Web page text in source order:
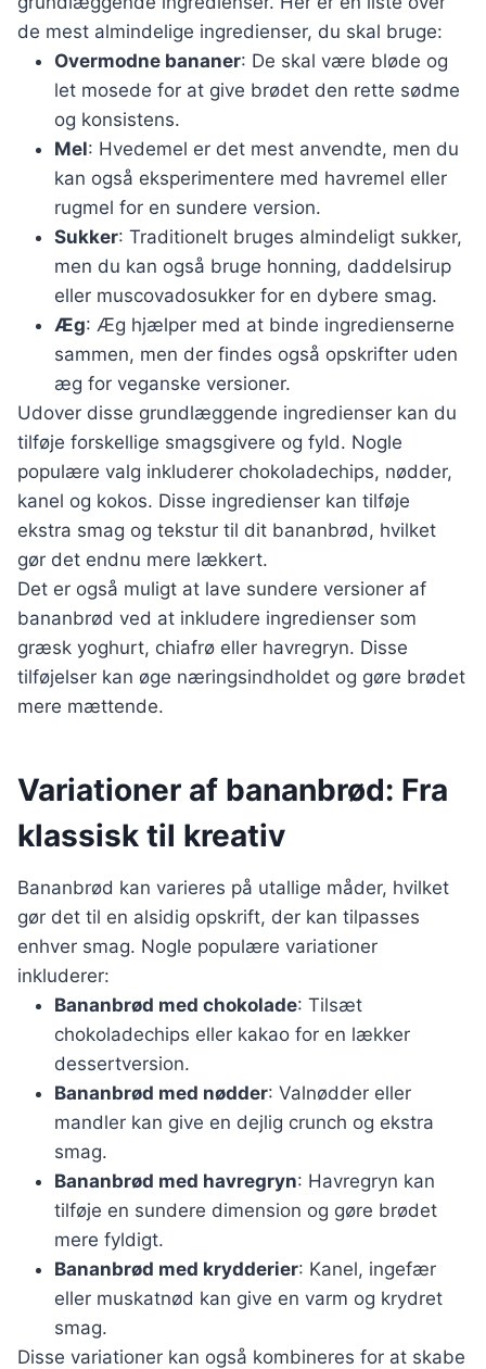
de mest almindelige ingredienser, du skal bruge:
Overmodne bananer: De skal være bløde og
let mosede for at give brødet den rette sødme
og konsistens.
Mel: Hvedemel er det mest anvendte, men du
kan også eksperimentere med havremel eller
rugmel for en sundere version.
Sukker: Traditionelt bruges almindeligt sukker,
men du kan også bruge honning, daddelsirup
eller muscovadosukker for en dybere smag.
Æg: Æg hjælper med at binde ingredienserne
sammen, men der findes også opskrifter uden
æg for veganske versioner.
Udover disse grundlæggende ingredienser kan du
tilføje forskellige smagsgivere og fyld. Nogle
populære valg inkluderer chokoladechips, nødder,
kanel og kokos. Disse ingredienser kan tilføje
ekstra smag og tekstur til dit bananbrød, hvilket
gør det endnu mere lækkert.
Det er også muligt at lave sundere versioner af
bananbrød ved at inkludere ingredienser som
græsk yoghurt, chiafrø eller havregryn. Disse
tilføjelser kan øge næringsindholdet og gøre brødet
mere mættende.
Variationer af bananbrød: Fra
klassisk til kreativ
Bananbrød kan varieres på utallige måder, hvilket
gør det til en alsidig opskrift, der kan tilpasses
enhver smag. Nogle populære variationer
inkluderer:
Bananbrød med chokolade: Tilsæt
chokoladechips eller kakao for en lækker
dessertversion.
Bananbrød med nødder: Valnødder eller
mandler kan give en dejlig crunch og ekstra
smag.
Bananbrød med havregryn: Havregryn kan
tilføje en sundere dimension og gøre brødet
mere fyldigt.
Bananbrød med krydderier: Kanel, ingefær
eller muskatnød kan give en varm og krydret
smag.
Disse variationer kan også kombineres for at skabe